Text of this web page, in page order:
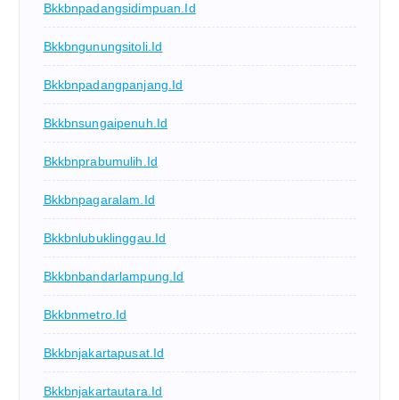
Bkkbnpadangsidimpuan.id
Bkkbngunungsitoli.id
Bkkbnpadangpanjang.id
Bkkbnsungaipenuh.id
Bkkbnprabumulih.id
Bkkbnpagaralam.id
Bkkbnlubuklinggau.id
Bkkbnbandarlampung.id
Bkkbnmetro.id
Bkkbnjakartapusat.id
Bkkbnjakartautara.id